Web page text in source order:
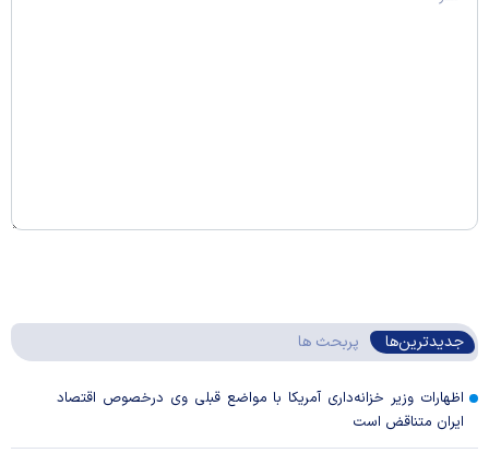
جدیدترین‌ها پربحث ها
اظهارات وزیر خزانه‌داری آمریکا با مواضع قبلی وی درخصوص اقتصاد
ایران متناقض است